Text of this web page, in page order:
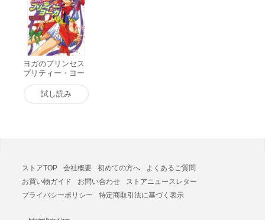
ヨガのプリンセス
プリティー・ヨー
ガ (1) 電子書籍版
試し読み
ストアTOP 会社概要 初めての方へ
よくあるご質問
お買い物ガイド
お問い合わせ
ストアニュースレター
プライバシーポリシー
特定商取引法に基づく表示